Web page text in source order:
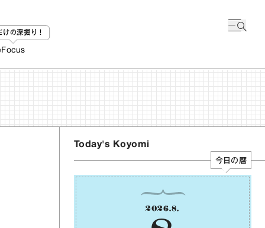
けの深掘り！
Focus
Today's Koyomi
今日の暦
2026.8.